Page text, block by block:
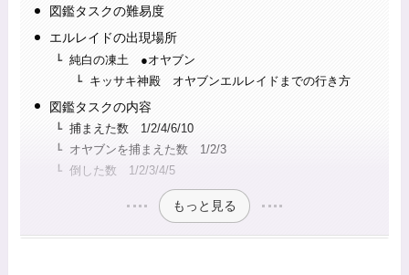
図鑑タスクの難易度
エルレイドの出現場所
純白の凍土 ●オヤブン
キッサキ神殿 オヤブンエルレイドまでの行き方
図鑑タスクの内容
捕まえた数 1/2/4/6/10
オヤブンを捕まえた数 1/2/3
倒した数 1/2/3/4/5
もっと見る